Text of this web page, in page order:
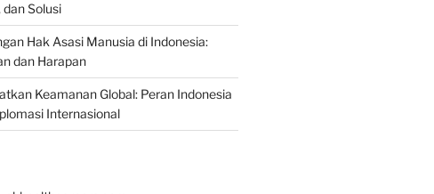
Solusi
Hak Asasi Manusia di Indonesia:
dan Harapan
Keamanan Global: Peran Indonesia
Internasional